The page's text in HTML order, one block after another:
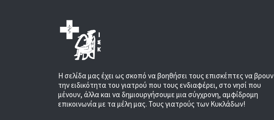
Η σελίδα μας έχει ως σκοπό να βοηθήσει τους επισκέπτες να βρουν
την ειδικότητα του γιατρού που τους ενδιαφέρει, στο νησί που
μένουν, άλλα και να δημιουργήσουμε μια σύγχρονη, αμφίδρομη
επικοινωνία με τα μέλη μας. Τους γιατρούς των Κυκλάδων!